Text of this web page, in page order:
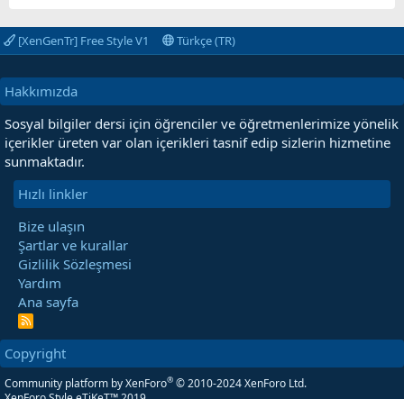
[XenGenTr] Free Style V1 Türkçe (TR)
Hakkımızda
Sosyal bilgiler dersi için öğrenciler ve öğretmenlerimize yönelik
içerikler üreten var olan içerikleri tasnif edip sizlerin hizmetine
sunmaktadır.
Hızlı linkler
Bize ulaşın
Şartlar ve kurallar
Gizlilik Sözleşmesi
Yardım
Ana sayfa
R
S
Copyright
Community platform by XenForo® © 2010-2024 XenForo Ltd.